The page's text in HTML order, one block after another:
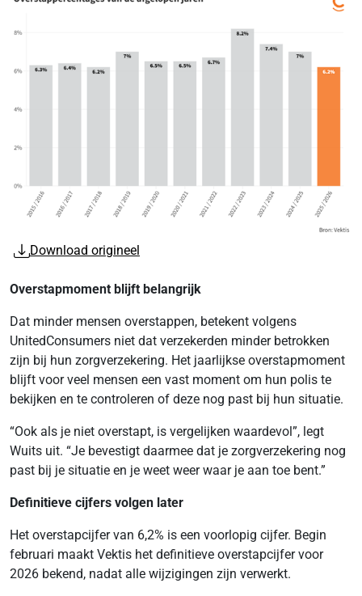
Download origineel
Overstapmoment blijft belangrijk
Dat minder mensen overstappen, betekent volgens
UnitedConsumers niet dat verzekerden minder betrokken
zijn bij hun zorgverzekering. Het jaarlijkse overstapmoment
blijft voor veel mensen een vast moment om hun polis te
bekijken en te controleren of deze nog past bij hun situatie.
“Ook als je niet overstapt, is vergelijken waardevol”, legt
Wuits uit. “Je bevestigt daarmee dat je zorgverzekering nog
past bij je situatie en je weet weer waar je aan toe bent.”
Definitieve cijfers volgen later
Het overstapcijfer van 6,2% is een voorlopig cijfer. Begin
februari maakt Vektis het definitieve overstapcijfer voor
2026 bekend, nadat alle wijzigingen zijn verwerkt.